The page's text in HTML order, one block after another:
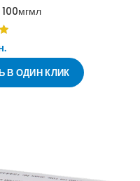
В ОДИН КЛИК